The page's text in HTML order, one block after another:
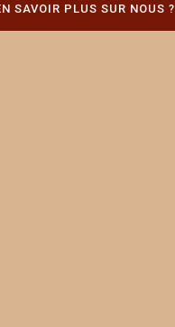
SAVOIR PLUS SUR NOUS ?